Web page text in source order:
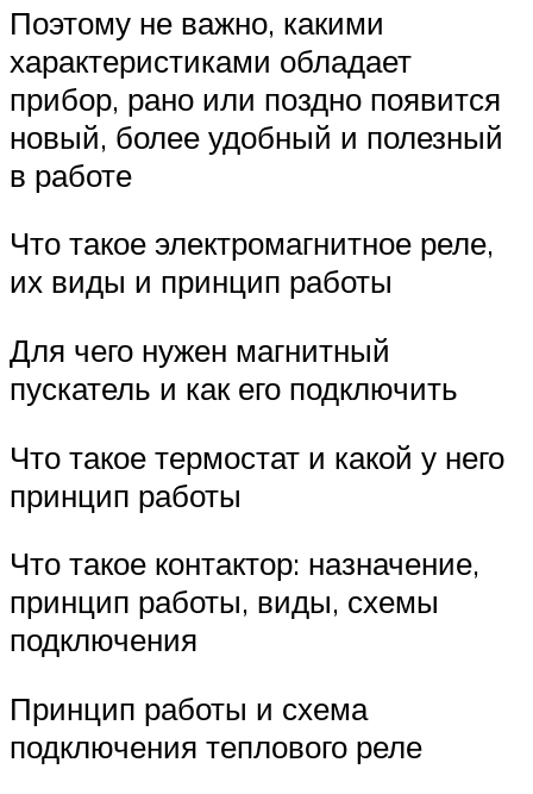
Поэтому не важно, какими
характеристиками обладает
прибор, рано или поздно появится
новый, более удобный и полезный
в работе
Что такое электромагнитное реле,
их виды и принцип работы
Для чего нужен магнитный
пускатель и как его подключить
Что такое термостат и какой у него
принцип работы
Что такое контактор: назначение,
принцип работы, виды, схемы
подключения
Принцип работы и схема
подключения теплового реле